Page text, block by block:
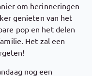
om herinneringen
genieten van het
pop en het delen
Het zal een
nog een